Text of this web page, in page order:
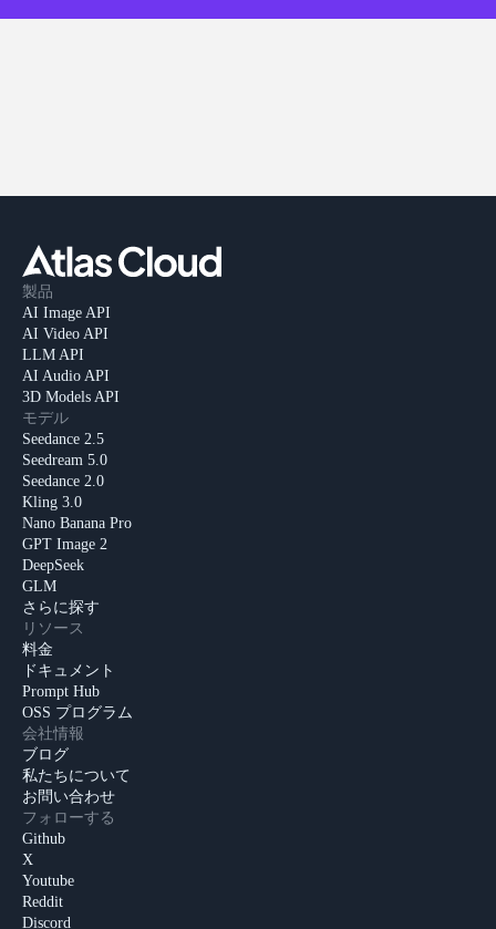
製品
AI Image API
AI Video API
LLM API
AI Audio API
3D Models API
モデル
Seedance 2.5
Seedream 5.0
Seedance 2.0
Kling 3.0
Nano Banana Pro
GPT Image 2
DeepSeek
GLM
さらに探す
リソース
料金
ドキュメント
Prompt Hub
OSS プログラム
会社情報
ブログ
私たちについて
お問い合わせ
フォローする
Github
X
Youtube
Reddit
Discord